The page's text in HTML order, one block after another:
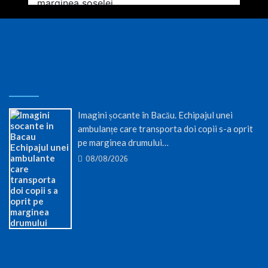
Imagini șocante în Bacău. Echipajul unei
ambulanțe care transporta doi copii s-a oprit
pe marginea drumului…
08/08/2026